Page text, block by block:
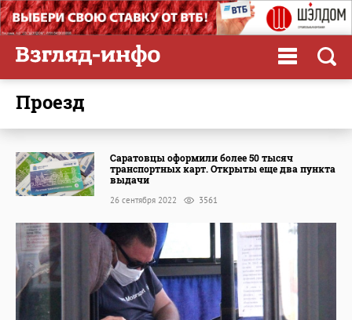
проезд
Саратовцы оформили более 50 тысяч
транспортных карт. Открыты еще два пункта
выдачи
26 сентября 2022 3561